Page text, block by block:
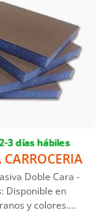
3 días hábiles
CARROCERIA
Doble Cara -
Disponible en
y colores.